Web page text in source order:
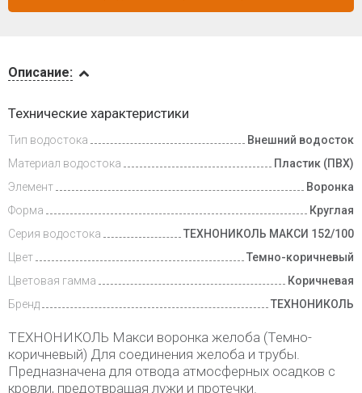
и оплата
Описание:
Технические характеристики
Тип водостока
Внешний водосток
Материал водостока
Пластик (ПВХ)
Элемент
Воронка
Форма
Круглая
Серия водостока
ТЕХНОНИКОЛЬ МАКСИ 152/100
Цвет
Темно-коричневый
Цветовая гамма
Коричневая
Бренд
ТЕХНОНИКОЛЬ
ТЕХНОНИКОЛЬ Макси воронка желоба (Темно-
коричневый) Для соединения желоба и трубы.
Предназначена для отвода атмосферных осадков с
кровли, предотвращая лужи и протечки.